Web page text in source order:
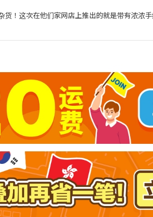
！这次在他们家网店上推出的就是带有浓浓